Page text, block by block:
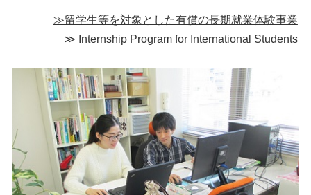
≫留学生等を対象とした有償の長期就業体験事業
≫ Internship Program for International Students